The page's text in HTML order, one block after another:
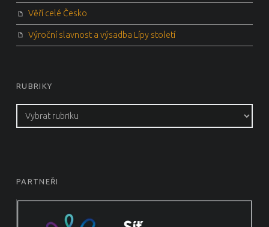
Věří celé Česko
Výroční slavnost a výsadba Lípy století
RUBRIKY
Rubriky
PARTNEŘI